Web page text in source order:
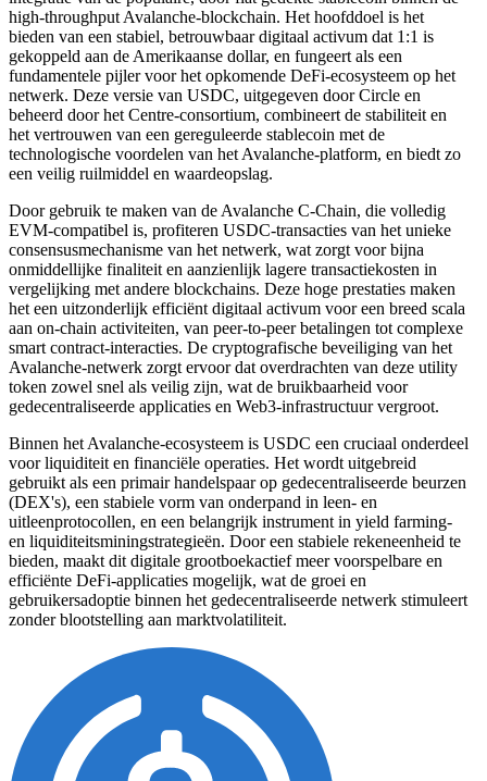
high-throughput Avalanche-blockchain. Het hoofddoel is het
bieden van een stabiel, betrouwbaar digitaal activum dat 1:1 is
gekoppeld aan de Amerikaanse dollar, en fungeert als een
fundamentele pijler voor het opkomende DeFi-ecosysteem op het
netwerk. Deze versie van USDC, uitgegeven door Circle en
beheerd door het Centre-consortium, combineert de stabiliteit en
het vertrouwen van een gereguleerde stablecoin met de
technologische voordelen van het Avalanche-platform, en biedt zo
een veilig ruilmiddel en waardeopslag.
Door gebruik te maken van de Avalanche C-Chain, die volledig
EVM-compatibel is, profiteren USDC-transacties van het unieke
consensusmechanisme van het netwerk, wat zorgt voor bijna
onmiddellijke finaliteit en aanzienlijk lagere transactiekosten in
vergelijking met andere blockchains. Deze hoge prestaties maken
het een uitzonderlijk efficiënt digitaal activum voor een breed scala
aan on-chain activiteiten, van peer-to-peer betalingen tot complexe
smart contract-interacties. De cryptografische beveiliging van het
Avalanche-netwerk zorgt ervoor dat overdrachten van deze utility
token zowel snel als veilig zijn, wat de bruikbaarheid voor
gedecentraliseerde applicaties en Web3-infrastructuur vergroot.
Binnen het Avalanche-ecosysteem is USDC een cruciaal onderdeel
voor liquiditeit en financiële operaties. Het wordt uitgebreid
gebruikt als een primair handelspaar op gedecentraliseerde beurzen
(DEX's), een stabiele vorm van onderpand in leen- en
uitleenprotocollen, en een belangrijk instrument in yield farming-
en liquiditeitsminingstrategieën. Door een stabiele rekeneenheid te
bieden, maakt dit digitale grootboekactief meer voorspelbare en
efficiënte DeFi-applicaties mogelijk, wat de groei en
gebruikersadoptie binnen het gedecentraliseerde netwerk stimuleert
zonder blootstelling aan marktvolatiliteit.